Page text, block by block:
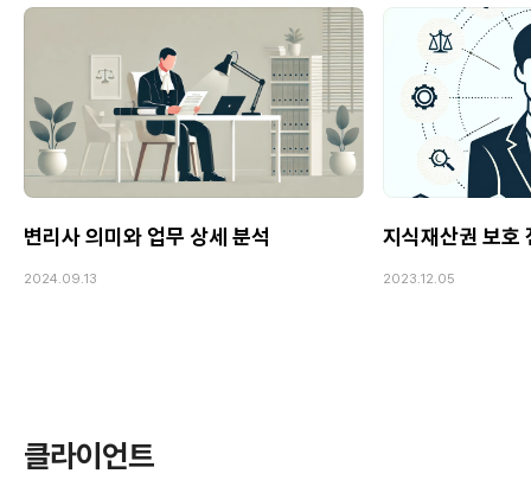
변리사 의미와 업무 상세 분석
2024.09.13
지식재산권 보호
2023.12.05
클라이언트